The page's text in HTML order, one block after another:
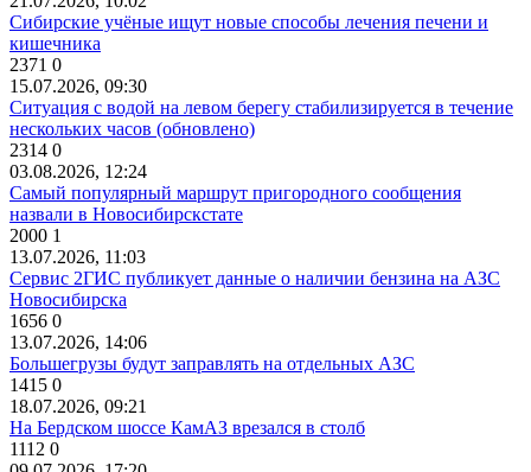
Сибирские учёные ищут новые способы лечения печени и
кишечника
2371 0
15.07.2026, 09:30
Ситуация с водой на левом берегу стабилизируется в течение
нескольких часов (обновлено)
2314 0
03.08.2026, 12:24
Самый популярный маршрут пригородного сообщения
назвали в Новосибирскстате
2000 1
13.07.2026, 11:03
Сервис 2ГИС публикует данные о наличии бензина на АЗС
Новосибирска
1656 0
13.07.2026, 14:06
Большегрузы будут заправлять на отдельных АЗС
1415 0
18.07.2026, 09:21
На Бердском шоссе КамАЗ врезался в столб
1112 0